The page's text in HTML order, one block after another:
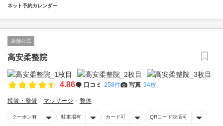
ネット予約カレンダー
店舗公式
高安柔整院
4.86 口コミ 258件 写真 94枚
接骨・整骨 マッサージ 整体
クーポン有 駐車場有 カード可 QRコード決済可